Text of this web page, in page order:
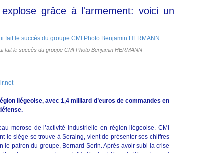
grâce à l'armement: voici un
fait le succès du groupe CMI Photo Benjamin HERMANN
liégeoise, avec 1,4 milliard d’euros de commandes en
morose de l’activité industrielle en région liégeoise. CMI
le siège se trouve à Seraing, vient de présenter ses chiffres
le patron du groupe, Bernard Serin. Après avoir subi la crise